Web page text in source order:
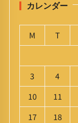
カレンダー
M T
3
4
10
11
17
18